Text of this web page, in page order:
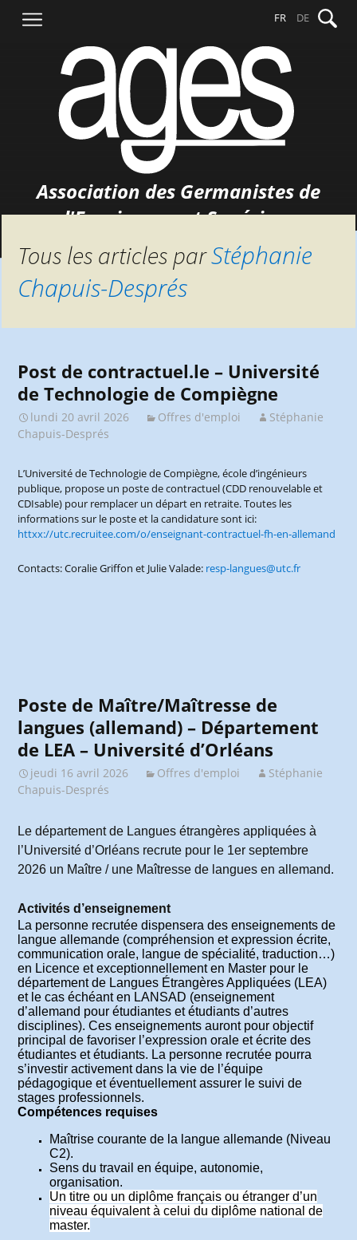
contenu
FR DE
Association des Germanistes de
l'Enseignement Supérieur
Tous les articles parStéphanie
Chapuis-Després
Post de contractuel.le – Université
de Technologie de Compiègne
lundi 20 avril 2026 Offres d'emploi
Stéphanie
Chapuis-Després
L’Université de Technologie de Compiègne, école d’ingénieurs
publique, propose un poste de contractuel (CDD renouvelable et
CDIsable) pour remplacer un départ en retraite. Toutes les
informations sur le poste et la candidature sont ici:
httxx://utc.recruitee.com/o/enseignant-contractuel-fh-en-allemand
Contacts: Coralie Griffon et Julie Valade: resp-langues@utc.fr
Poste de Maître/Maîtresse de
langues (allemand) – Département
de LEA – Université d’Orléans
jeudi 16 avril 2026 Offres d'emploi
Stéphanie
Chapuis-Després
Le département de Langues étrangères appliquées à
l’Université d’Orléans recrute pour le 1er septembre
2026 un Maître / une Maîtresse de langues en allemand.
Activités d’enseignement
La personne recrutée dispensera des enseignements de
langue allemande (compréhension et expression écrite,
communication orale, langue de spécialité, traduction…)
en Licence et exceptionnellement en Master pour le
département de Langues Étrangères Appliquées (LEA)
et le cas échéant en LANSAD (enseignement
d’allemand pour étudiantes et étudiants d’autres
disciplines). Ces enseignements auront pour objectif
principal de favoriser l’expression orale et écrite des
étudiantes et étudiants. La personne recrutée pourra
s’investir activement dans la vie de l’équipe
pédagogique et éventuellement assurer le suivi de
stages professionnels.
Compétences requises
Maîtrise courante de la langue allemande (Niveau
C2).
Sens du travail en équipe, autonomie,
organisation.
Un titre ou un diplôme français ou étranger d’un
niveau équivalent à celui du diplôme national de
master.